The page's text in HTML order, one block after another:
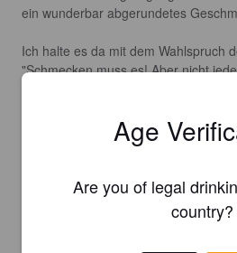
ein wunderbar abgerundetes
Ich halte es da mit dem Wahlspruch
"Schmecken muss es! Aber nicht
JENS NAge
Are you of legal
country?